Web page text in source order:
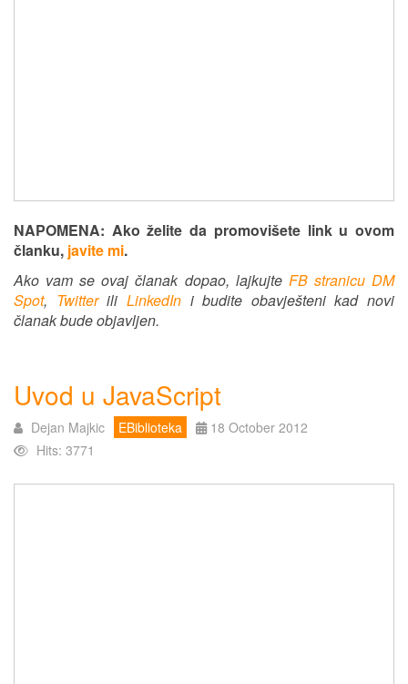
NAPOMENA: Ako želite da promovišete link u ovom
članku, javite mi.
Ako vam se ovaj članak dopao, lajkujte FB stranicu DM
Spot, Twitterili LinkedIni budite obavješteni kad novi
članak bude objavljen.
Uvod u JavaScript
Dejan Majkic EBiblioteka
18 October 2012
Hits: 3771